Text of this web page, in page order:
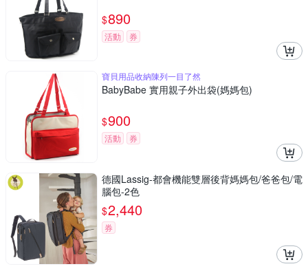
$890
活動 券
寶貝用品收納陳列一目了然
BabyBabe 實用親子外出袋(媽媽包)
$900
活動 券
德國Lassig-都會機能雙層後背媽媽包/爸爸包/電
腦包-2色
$2,440
券